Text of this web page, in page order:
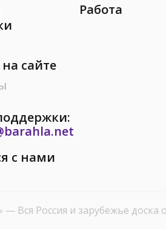
сайте
Работа
с нами
— Вся Россия и зарубежье доска